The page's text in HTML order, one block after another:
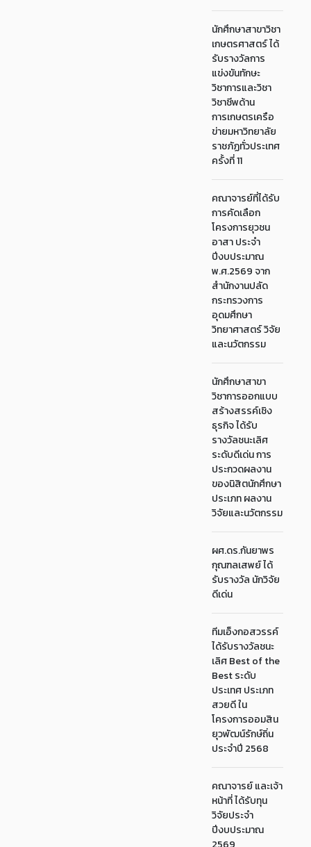
นักศึกษาสาขาวิชา
เกษตรศาสตร์ ได้
รับรางวัลการ
แข่งขันทักษะ
วิชาการและวิชา
วิชาชีพด้าน
การเกษตรเครือ
ข่ายมหาวิทยาลัย
ราชภัฏทั่วประเทศ
ครั้งที่ 11
คณาจารย์ที่ได้รับ
การคัดเลือก
โครงการยุวชน
อาสา ประจำ
ปีงบประมาณ
พ.ศ.2569 จาก
สำนักงานปลัด
กระทรวงการ
อุดมศึกษา
วิทยาศาสตร์ วิจัย
และนวัตกรรม
นักศึกษาสาขา
วิชาการออกแบบ
สร้างสรรค์เชิง
ธุรกิจ ได้รับ
รางวัลชนะเลิศ
ระดับดีเด่น การ
ประกวดผลงาน
ของนิสิตนักศึกษา
ประเภท ผลงาน
วิจัยและนวัตกรรม
ผศ.ดร.กันยาพร
กุณฑลเสพย์ ได้
รับรางวัล นักวิจัย
ดีเด่น
ทีมเอ็งกอสวรรค์
ได้รับรางวัลชนะ
เลิศ Best of the
Best ระดับ
ประเทศ ประเภท
สวยดี ใน
โครงการออมสิน
ยุวพัฒน์รักษ์ถิ่น
ประจำปี 2568
คณาจารย์ และเจ้า
หน้าที่ ได้รับทุน
วิจัยประจำ
ปีงบประมาณ